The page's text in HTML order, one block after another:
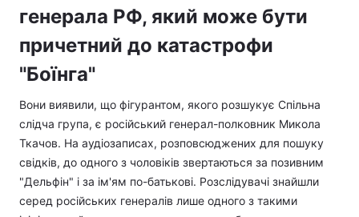
генерала РФ, який може бути
причетний до катастрофи
"Боїнга"
Вони виявили, що фігурантом, якого розшукує Спільна
слідча група, є російський генерал-полковник Микола
Ткачов. На аудіозаписах, розповсюджених для пошуку
свідків, до одного з чоловіків звертаються за позивним
"Дельфін" і за ім'ям по-батькові. Розслідувачі знайшли
серед російських генералів лише одного з такими